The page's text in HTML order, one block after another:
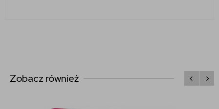
Zobacz również